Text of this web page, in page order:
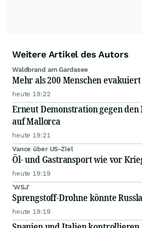
Weitere Artikel des Autors
Waldbrand am Gardasee
Mehr als 200 Menschen evakuiert
heute 19:22
Erneut Demonstration gegen den
auf Mallorca
heute 19:21
Vance über US-Ziel
Öl- und Gastransport wie vor
heute 19:19
'WSJ'
Sprengstoff-Drohne könnte
heute 19:19